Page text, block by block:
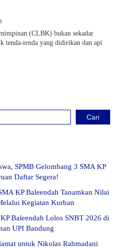
(CLBK) bukan sekadar
tenda-tenda yang didirikan dan api
Cari
SPMB Gelombang 3 SMA KP
Daftar Segera!
KP Baleendah Tanamkan Nilai
Kegiatan Kurban
Baleendah Lolos SNBT 2026 di
UPI Bandung
untuk Nikolas Rahmadani